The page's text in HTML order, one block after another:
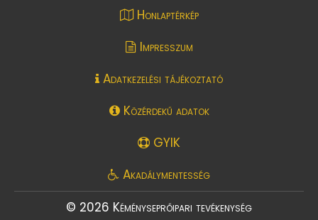
Honlaptérkép
Impresszum
Adatkezelési tájékoztató
Közérdekű adatok
GYIK
Akadálymentesség
© 2026 Kéményseprőipari tevékenység